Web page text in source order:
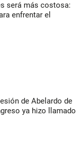
será más costosa:
enfrentar el
de Abelardo de
ya hizo llamado